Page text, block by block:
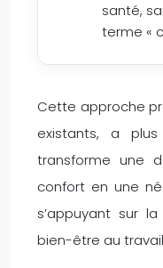
santé,
terme «
Cette approche
existants, a
transforme une
confort en une
s’appuyant sur
bien-être au